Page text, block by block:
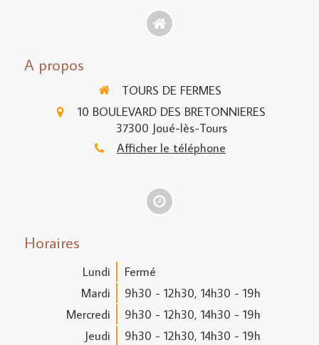
A propos
TOURS DE FERMES
10 BOULEVARD DES BRETONNIERES
37300 Joué-lès-Tours
Afficher le téléphone
Horaires
Lundi
Fermé
Mardi
9h30 - 12h30, 14h30 - 19h
Mercredi
9h30 - 12h30, 14h30 - 19h
Jeudi
9h30 - 12h30, 14h30 - 19h